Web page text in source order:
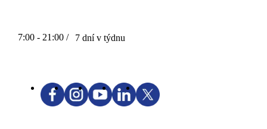
7:00 - 21:00 / 7 dní v týdnu